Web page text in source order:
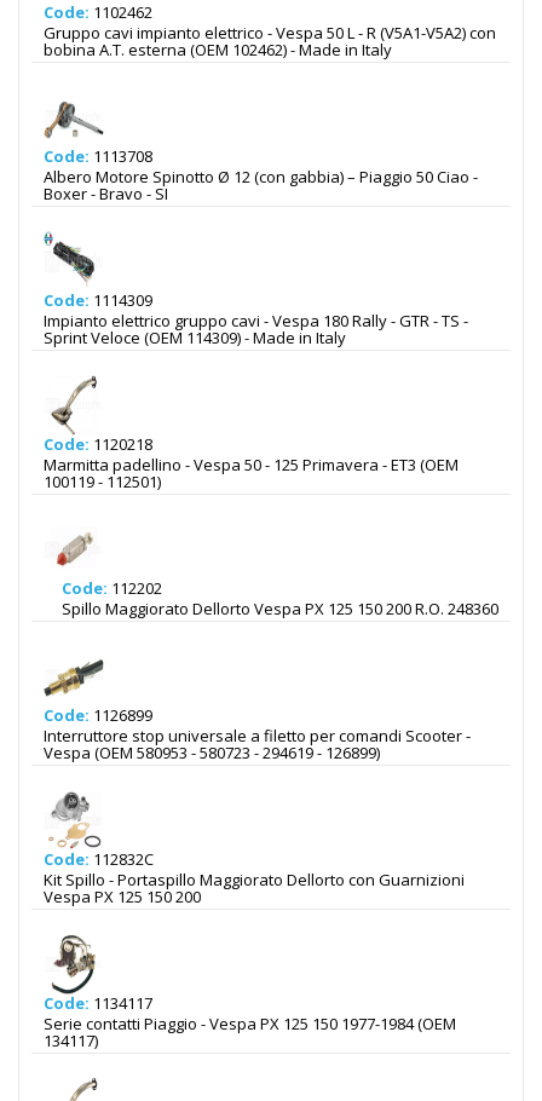
Code: 1102462
Gruppo cavi impianto elettrico - Vespa 50 L - R (V5A1-V5A2) con
bobina A.T. esterna (OEM 102462) - Made in Italy
Code: 1113708
Albero Motore Spinotto Ø 12 (con gabbia) – Piaggio 50 Ciao -
Boxer - Bravo - SI
Code: 1114309
Impianto elettrico gruppo cavi - Vespa 180 Rally - GTR - TS -
Sprint Veloce (OEM 114309) - Made in Italy
Code: 1120218
Marmitta padellino - Vespa 50 - 125 Primavera - ET3 (OEM
100119 - 112501)
Code: 112202
Spillo Maggiorato Dellorto Vespa PX 125 150 200 R.O. 248360
Code: 1126899
Interruttore stop universale a filetto per comandi Scooter -
Vespa (OEM 580953 - 580723 - 294619 - 126899)
Code: 112832C
Kit Spillo - Portaspillo Maggiorato Dellorto con Guarnizioni
Vespa PX 125 150 200
Code: 1134117
Serie contatti Piaggio - Vespa PX 125 150 1977-1984 (OEM
134117)